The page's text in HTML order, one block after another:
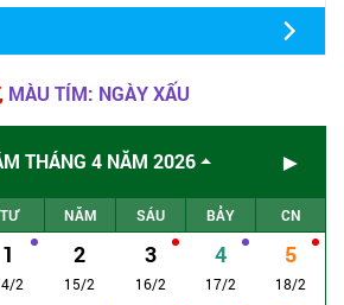
MÀU TÍM: NGÀY XẤU
THÁNG 4 NĂM 2026 ►
TƯ NĂM SÁU BẢY CN
1
2
2
15/2
3
16/2
4
17/2
5
18/2